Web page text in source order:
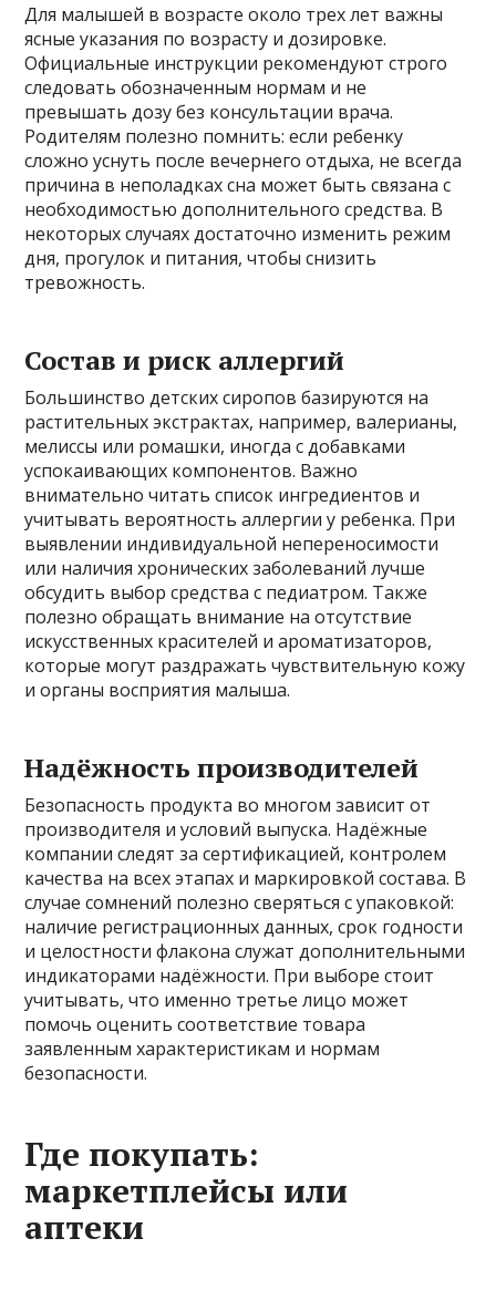
Для малышей в возрасте около трех лет важны
ясные указания по возрасту и дозировке.
Официальные инструкции рекомендуют строго
следовать обозначенным нормам и не
превышать дозу без консультации врача.
Родителям полезно помнить: если ребенку
сложно уснуть после вечернего отдыха, не всегда
причина в неполадках сна может быть связана с
необходимостью дополнительного средства. В
некоторых случаях достаточно изменить режим
дня, прогулок и питания, чтобы снизить
тревожность.
Состав и риск аллергий
Большинство детских сиропов базируются на
растительных экстрактах, например, валерианы,
мелиссы или ромашки, иногда с добавками
успокаивающих компонентов. Важно
внимательно читать список ингредиентов и
учитывать вероятность аллергии у ребенка. При
выявлении индивидуальной непереносимости
или наличия хронических заболеваний лучше
обсудить выбор средства с педиатром. Также
полезно обращать внимание на отсутствие
искусственных красителей и ароматизаторов,
которые могут раздражать чувствительную кожу
и органы восприятия малыша.
Надёжность производителей
Безопасность продукта во многом зависит от
производителя и условий выпуска. Надёжные
компании следят за сертификацией, контролем
качества на всех этапах и маркировкой состава. В
случае сомнений полезно сверяться с упаковкой:
наличие регистрационных данных, срок годности
и целостности флакона служат дополнительными
индикаторами надёжности. При выборе стоит
учитывать, что именно третье лицо может
помочь оценить соответствие товара
заявленным характеристикам и нормам
безопасности.
Где покупать:
маркетплейсы или
аптеки